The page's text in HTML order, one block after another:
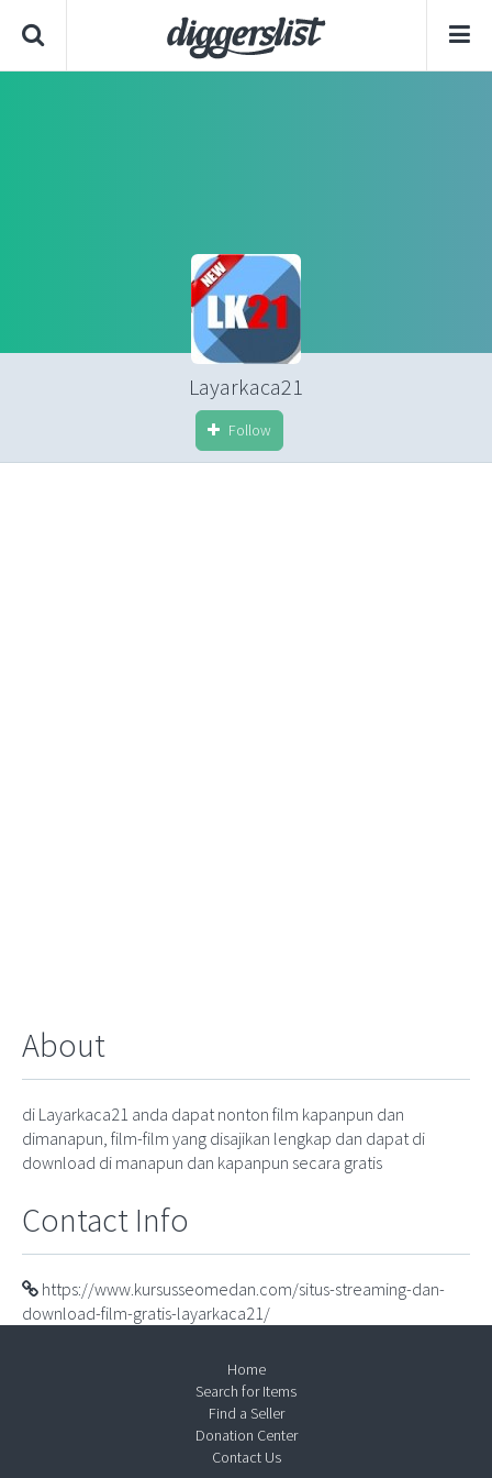
Layarkaca21
Follow
About
di Layarkaca21 anda dapat nonton film kapanpun dan
dimanapun, film-film yang disajikan lengkap dan dapat di
download di manapun dan kapanpun secara gratis
Contact Info
https://www.kursusseomedan.com/situs-streaming-dan-
download-film-gratis-layarkaca21/
Home
Search for Items
Find a Seller
Donation Center
Contact Us